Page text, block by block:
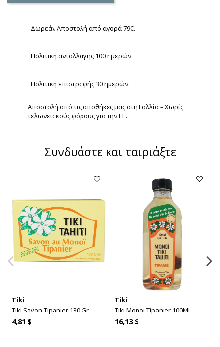
Δωρεάν Αποστολή από αγορά 79€.
Πολιτική ανταλλαγής 100 ημερών
Πολιτική επιστροφής 30 ημερών.
Αποστολή από τις αποθήκες μας στη Γαλλία – Χωρίς
τελωνειακούς φόρους για την ΕΕ.
Συνδυάστε και ταιριάξτε
Tiki
Tiki Savon Tipanier 130 Gr
4,81 $
Tiki
Tiki Monoi Tipanier 100Ml
16,13 $